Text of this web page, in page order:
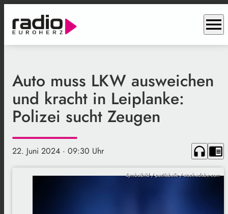
menu
Auto muss LKW ausweichen
und kracht in Leiplanke:
Polizei sucht Zeugen
22. Juni 2024 · 09:30 Uhr headphones chrome_reader_mode
Symbolbild / pattilabelle / stock.adobe.com